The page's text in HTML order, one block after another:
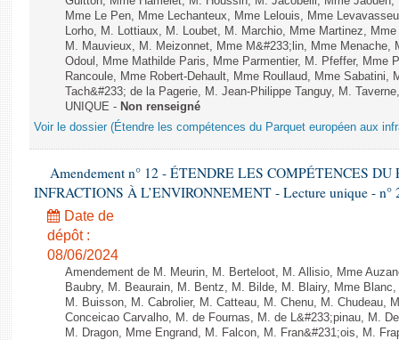
Mme Le Pen, Mme Lechanteux, Mme Lelouis, Mme
Lorho, M. Lottiaux, M. Loubet, M. Marchio, Mme Martinez,
M. Mauvieux, M. Meizonnet, Mme M&#233;lin, Mme Menache,
Odoul, Mme Mathilde Paris, Mme Parmentier, M. Pfeffer, Mme
Rancoule, Mme Robert-Dehault, Mme Roullaud, Mme
Tach&#233; de la Pagerie, M. Jean-Philippe Tanguy, M.
UNIQUE - Non renseigné
Voir le dossier (Étendre les compétences du Parquet européen aux
Amendement n° 12 - ÉTENDRE LES COMPÉTENCES
INFRACTIONS À L’ENVIRONNEMENT - Lecture unique - n°
Date de
dépôt :
08/06/2024
Amendement de M. Meurin, M. Berteloot, M. Allisio, Mme
Baubry, M. Beaurain, M. Bentz, M. Bilde, M. Blairy, Mme
M. Buisson, M. Cabrolier, M. Catteau, M. Chenu, M. Chudeau,
Conceicao Carvalho, M. de Fournas, M. de L&#233;pinau, M.
M. Dragon, Mme Engrand, M. Falcon, M. Fran&#231;ois, M.